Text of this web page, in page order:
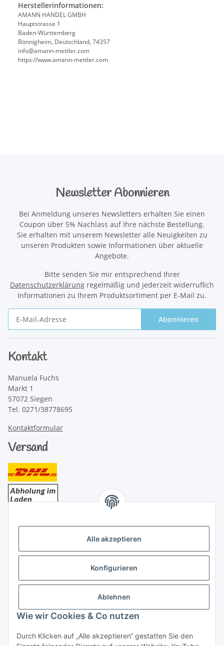
Alle akzeptieren
Konfigurieren
Ablehnen
Wie wir Cookies & Co nutzen
Durch Klicken auf „Alle akzeptieren“ gestatten Sie den
Herstellerinformationen:
AMANN HANDEL GMBH
Hauptstrasse 1
Baden-Württemberg
Bönnigheim, Deutschland, 74357
info@amann-mettler.com
https://www.amann-mettler.com
Newsletter Abonnieren
Bei Anmeldung unseres Newsletters erhalten Sie einen
Coupon über 5% Nachlass auf Ihre nächste Bestellung.
Sie erhalten mit unserem Newsletter alle Neuigkeiten zu
unseren Produkten sowie Informationen über aktuelle
Angebote.
Bitte senden Sie mir entsprechend Ihrer
Datenschutzerklärung regelmäßig und jederzeit widerruflich
Informationen zu Ihrem Produktsortiment per E-Mail zu.
Abonnieren
Kontakt
Manuela Fuchs
Markt 1
57072 Siegen
Tel. 0271/38778695
Kontaktformular
Versand
Rechtliches